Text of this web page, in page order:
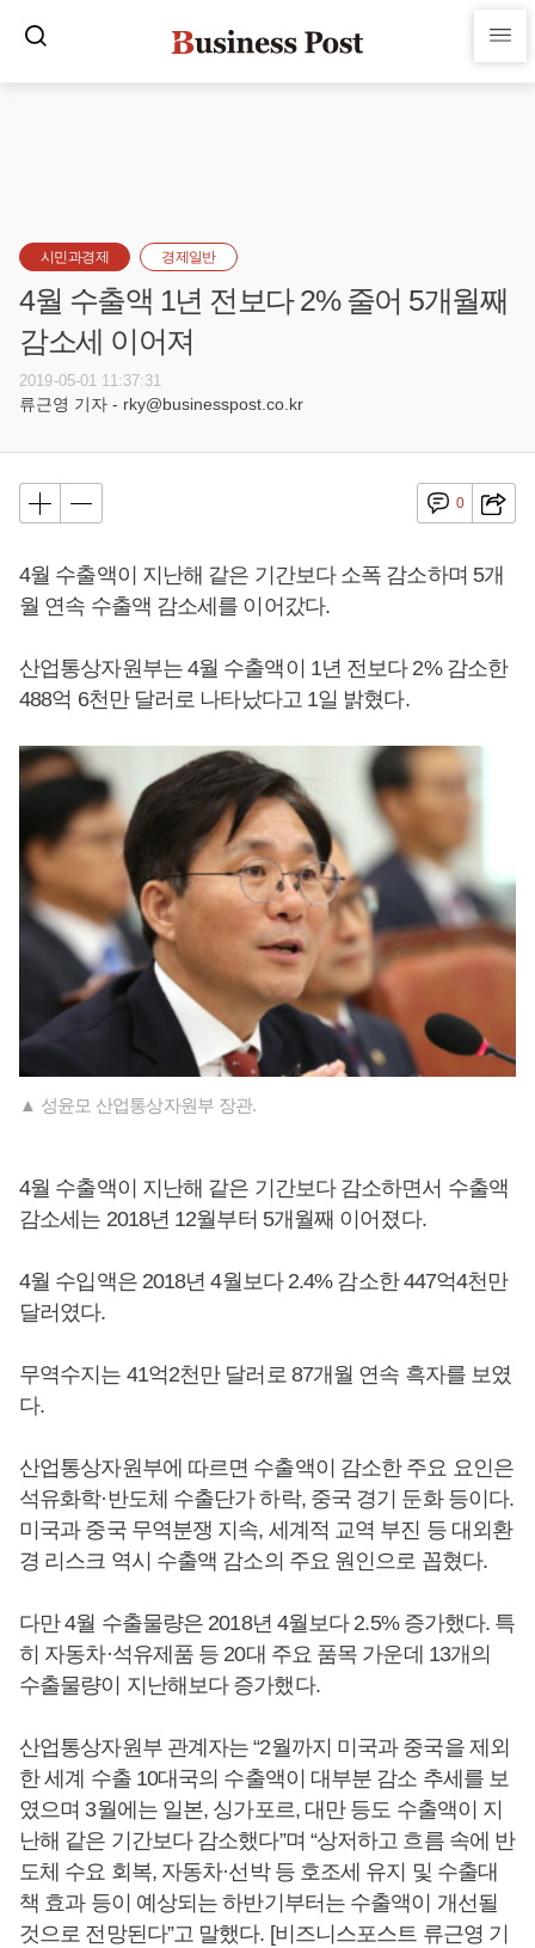
시민과경제 경제일반
4월 수출액 1년 전보다 2% 줄어 5개월째
감소세 이어져
2019-05-01 11:37:31
류근영 기자 - rky@businesspost.co.kr
0
4월 수출액이 지난해 같은 기간보다 소폭 감소하며 5개
월 연속 수출액 감소세를 이어갔다.
산업통상자원부는 4월 수출액이 1년 전보다 2% 감소한
488억 6천만 달러로 나타났다고 1일 밝혔다.
▲ 성윤모 산업통상자원부 장관.
4월 수출액이 지난해 같은 기간보다 감소하면서 수출액
감소세는 2018년 12월부터 5개월째 이어졌다.
4월 수입액은 2018년 4월보다 2.4% 감소한 447억4천만
달러였다.
무역수지는 41억2천만 달러로 87개월 연속 흑자를 보였
다.
산업통상자원부에 따르면 수출액이 감소한 주요 요인은
석유화학·반도체 수출단가 하락, 중국 경기 둔화 등이다.
미국과 중국 무역분쟁 지속, 세계적 교역 부진 등 대외환
경 리스크 역시 수출액 감소의 주요 원인으로 꼽혔다.
다만 4월 수출물량은 2018년 4월보다 2.5% 증가했다. 특
히 자동차·석유제품 등 20대 주요 품목 가운데 13개의
수출물량이 지난해보다 증가했다.
산업통상자원부 관계자는 “2월까지 미국과 중국을 제외
한 세계 수출 10대국의 수출액이 대부분 감소 추세를 보
였으며 3월에는 일본, 싱가포르, 대만 등도 수출액이 지
난해 같은 기간보다 감소했다”며 “상저하고 흐름 속에 반
도체 수요 회복, 자동차·선박 등 호조세 유지 및 수출대
책 효과 등이 예상되는 하반기부터는 수출액이 개선될
것으로 전망된다”고 말했다. [비즈니스포스트 류근영 기